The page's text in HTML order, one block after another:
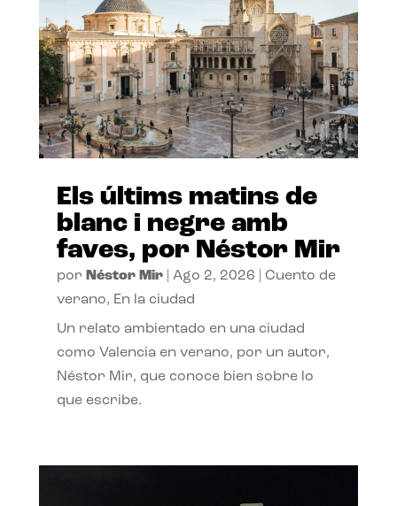
Els últims matins de
blanc i negre amb
faves, por Néstor Mir
por Néstor Mir| Ago 2, 2026
Cuento de
verano, En la ciudad
Un relato ambientado en una ciudad
como Valencia en verano, por un autor,
Néstor Mir, que conoce bien sobre lo
que escribe.